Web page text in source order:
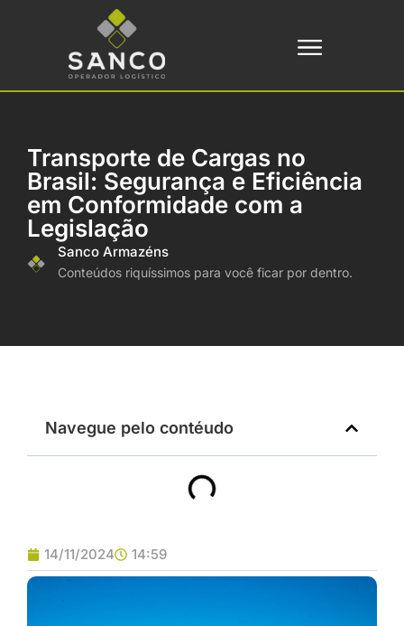
Transporte de Cargas no
Brasil: Segurança e Eficiência
em Conformidade com a
Legislação
Sanco Armazéns
Conteúdos riquíssimos para você ficar por dentro.
14/11/2024 14:59
Navegue pelo contéudo